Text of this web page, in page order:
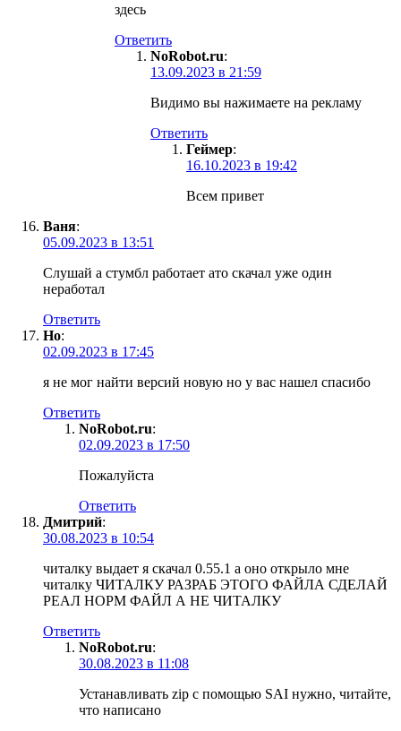
здесь
Ответить
NoRobot.ru:
13.09.2023 в 21:59
Видимо вы нажимаете на рекламу
Ответить
Геймер:
16.10.2023 в 19:42
Всем привет
Ваня:
05.09.2023 в 13:51
Слушай а стумбл работает ато скачал уже один
неработал
Ответить
Но:
02.09.2023 в 17:45
я не мог найти версий новую но у вас нашел спасибо
Ответить
NoRobot.ru:
02.09.2023 в 17:50
Пожалуйста
Ответить
Дмитрий:
30.08.2023 в 10:54
читалку выдает я скачал 0.55.1 а оно открыло мне
читалку ЧИТАЛКУ РАЗРАБ ЭТОГО ФАЙЛА СДЕЛАЙ
РЕАЛ НОРМ ФАЙЛ А НЕ ЧИТАЛКУ
Ответить
NoRobot.ru:
30.08.2023 в 11:08
Устанавливать zip с помощью SAI нужно, читайте,
что написано